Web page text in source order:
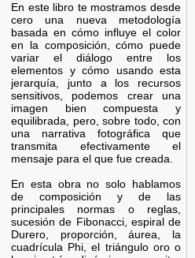
En este libro te mostramos desde
cero una nueva metodología
basada en cómo influye el color
en la composición, cómo puede
variar el diálogo entre los
elementos y cómo usando esta
jerarquía, junto a los recursos
sensitivos, podemos crear una
imagen bien compuesta y
equilibrada, pero, sobre todo, con
una narrativa fotográfica que
transmita efectivamente el
mensaje para el que fue creada.
En esta obra no solo hablamos
de composición y de las
principales normas o reglas,
sucesión de Fibonacci, espiral de
Durero, proporción, áurea, la
cuadrícula Phi, el triángulo oro o